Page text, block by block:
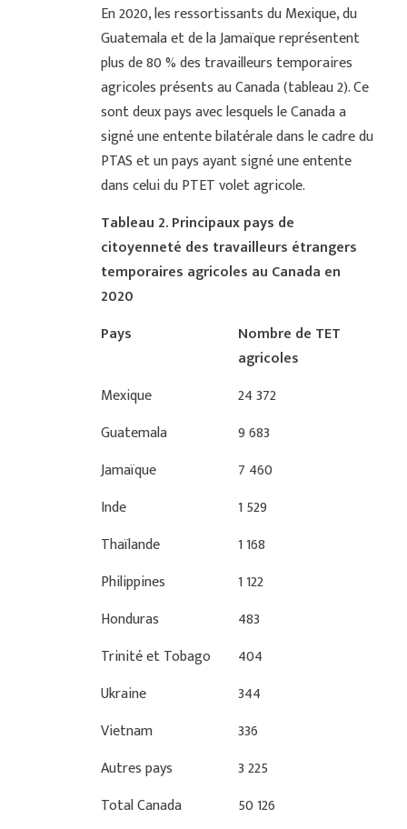
En 2020, les ressortissants du Mexique, du
Guatemala et de la Jamaïque représentent
plus de 80 % des travailleurs temporaires
agricoles présents au Canada (tableau 2). Ce
sont deux pays avec lesquels le Canada a
signé une entente bilatérale dans le cadre du
PTAS et un pays ayant signé une entente
dans celui du PTET volet agricole.
Tableau 2. Principaux pays de
citoyenneté des travailleurs étrangers
temporaires agricoles au Canada en
2020
Pays
Nombre de TET
agricoles
Mexique
24 372
Guatemala
9 683
Jamaïque
7 460
Inde
1 529
Thaïlande
1 168
Philippines
1 122
Honduras
483
Trinité et Tobago
404
Ukraine
344
Vietnam
336
Autres pays
3 225
Total Canada
50 126